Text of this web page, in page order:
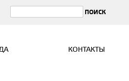
КОНТАКТЫ